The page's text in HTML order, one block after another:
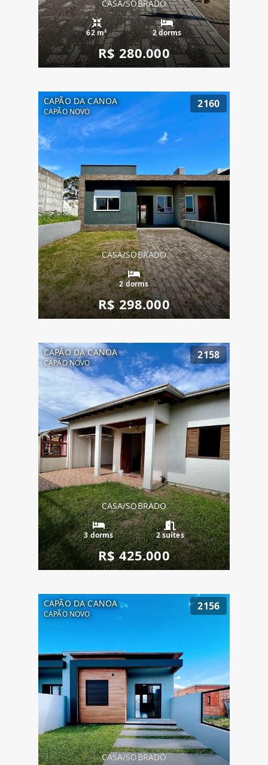
CASA/SOBRADO
62 m² 2 dorms
R$ 280.000
CAPÃO DA CANOA
CAPÃO NOVO
2160
CASA/SOBRADO
2 dorms
R$ 298.000
CAPÃO DA CANOA
CAPÃO NOVO
2158
CASA/SOBRADO
3 dorms 2 suítes
R$ 425.000
CAPÃO DA CANOA
CAPÃO NOVO
2156
CASA/SOBRADO